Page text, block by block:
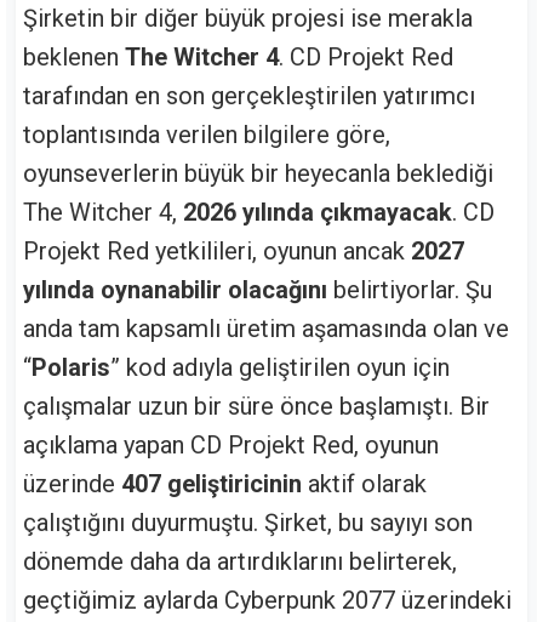
Şirketin bir diğer büyük projesi ise merakla
beklenen The Witcher 4. CD Projekt Red
tarafından en son gerçekleştirilen yatırımcı
toplantısında verilen bilgilere göre,
oyunseverlerin büyük bir heyecanla beklediği
The Witcher 4, 2026 yılında çıkmayacak. CD
Projekt Red yetkilileri, oyunun ancak 2027
yılında oynanabilir olacağını belirtiyorlar. Şu
anda tam kapsamlı üretim aşamasında olan ve
“Polaris” kod adıyla geliştirilen oyun için
çalışmalar uzun bir süre önce başlamıştı. Bir
açıklama yapan CD Projekt Red, oyunun
üzerinde 407 geliştiricinin aktif olarak
çalıştığını duyurmuştu. Şirket, bu sayıyı son
dönemde daha da artırdıklarını belirterek,
geçtiğimiz aylarda Cyberpunk 2077 üzerindeki